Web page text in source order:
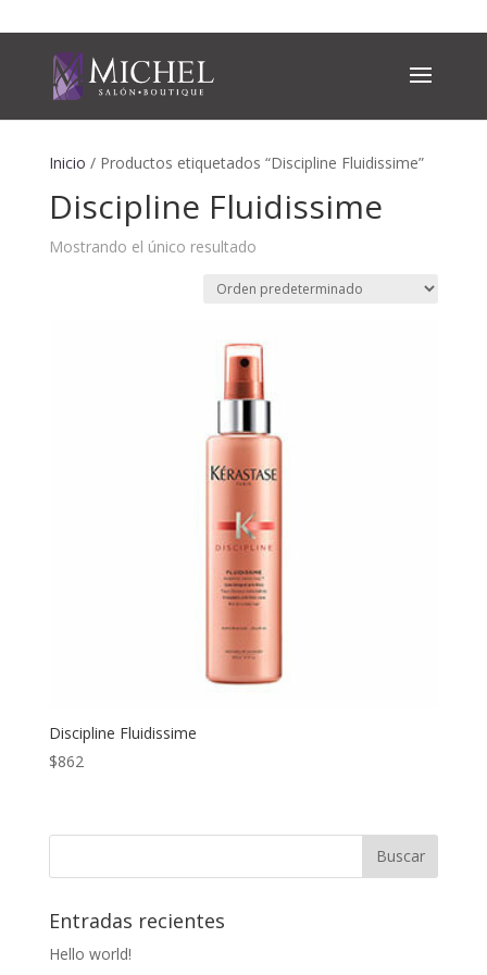
Inicio / Productos etiquetados “Discipline Fluidissime”
Discipline Fluidissime
Mostrando el único resultado
Discipline Fluidissime
$862
Entradas recientes
Hello world!